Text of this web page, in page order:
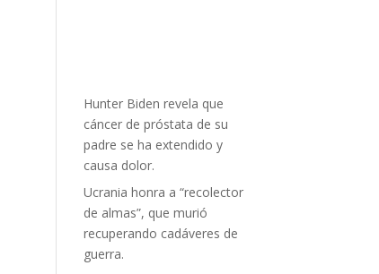
Hunter Biden revela que
cáncer de próstata de su
padre se ha extendido y
causa dolor.
Ucrania honra a “recolector
de almas”, que murió
recuperando cadáveres de
guerra.